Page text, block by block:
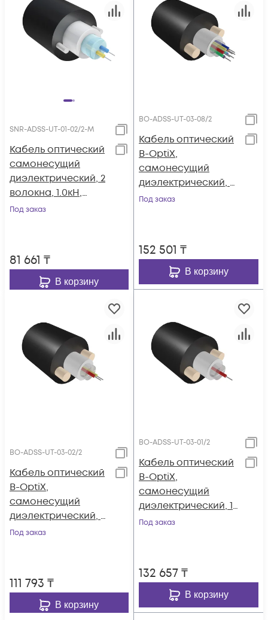
SNR-ADSS-UT-01-02/2-M
Кабель оптический
самонесущий
диэлектрический, 2
волокна, 1.0кН,
катушка 2км.
Под заказ
81 661 ₸
В корзину
BO-ADSS-UT-03-08/2
Кабель оптический
B-OptiX,
самонесущий
диэлектрический, 8
волокон, 3.0кН, FRP
Под заказ
152 501 ₸
В корзину
BO-ADSS-UT-03-02/2
Кабель оптический
B-OptiX,
самонесущий
диэлектрический, 2
волокна, 3.0кН, FRP
Под заказ
111 793 ₸
В корзину
BO-ADSS-UT-03-01/2
Кабель оптический
B-OptiX,
самонесущий
диэлектрический, 1
волокно, 3.0кН, FRP
Под заказ
132 657₸
В корзину